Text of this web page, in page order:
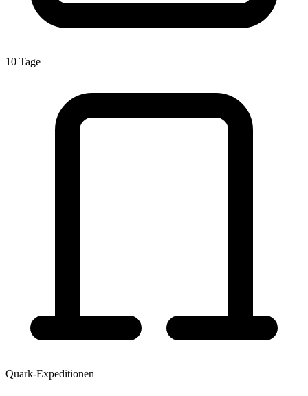
10 Tage
Quark-Expeditionen